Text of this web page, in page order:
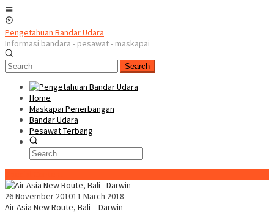
Skip
to
content
Pengetahuan Bandar Udara
Informasi bandara - pesawat - maskapai
Search
Home
Maskapai Penerbangan
Bandar Udara
Pesawat Terbang
26 November 201011 March 2018
Air Asia New Route, Bali – Darwin